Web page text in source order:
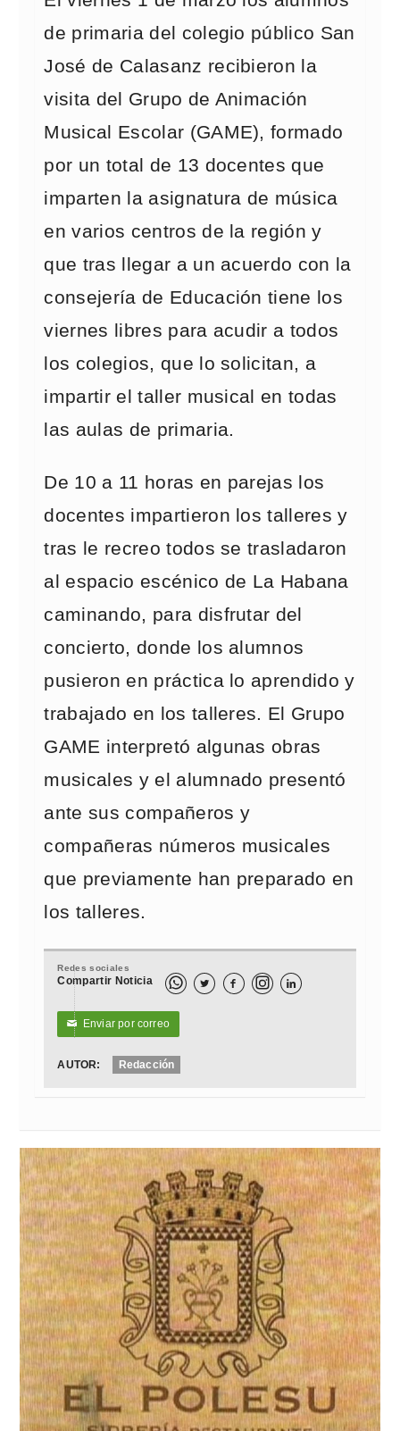
de primaria del colegio público San
José de Calasanz recibieron la
visita del Grupo de Animación
Musical Escolar (GAME), formado
por un total de 13 docentes que
imparten la asignatura de música
en varios centros de la región y
que tras llegar a un acuerdo con la
consejería de Educación tiene los
viernes libres para acudir a todos
los colegios, que lo solicitan, a
impartir el taller musical en todas
las aulas de primaria.
De 10 a 11 horas en parejas los
docentes impartieron los talleres y
tras le recreo todos se trasladaron
al espacio escénico de La Habana
caminando, para disfrutar del
concierto, donde los alumnos
pusieron en práctica lo aprendido y
trabajado en los talleres. El Grupo
GAME interpretó algunas obras
musicales y el alumnado presentó
ante sus compañeros y
compañeras números musicales
que previamente han preparado en
los talleres.
Redes sociales
Compartir Noticia   
✉ Enviar por correo
AUTOR: Redacción